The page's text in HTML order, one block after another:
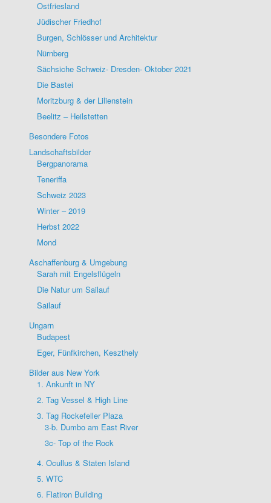
Ostfriesland
Jüdischer Friedhof
Burgen, Schlösser und Architektur
Nürnberg
Sächsiche Schweiz- Dresden- Oktober 2021
Die Bastei
Moritzburg & der Lilienstein
Beelitz – Heilstetten
Besondere Fotos
Landschaftsbilder
Bergpanorama
Teneriffa
Schweiz 2023
Winter – 2019
Herbst 2022
Mond
Aschaffenburg & Umgebung
Sarah mit Engelsflügeln
Die Natur um Sailauf
Sailauf
Ungarn
Budapest
Eger, Fünfkirchen, Keszthely
Bilder aus New York
1. Ankunft in NY
2. Tag Vessel & High Line
3. Tag Rockefeller Plaza
3-b. Dumbo am East River
3c- Top of the Rock
4. Ocullus & Staten Island
5. WTC
6. Flatiron Building